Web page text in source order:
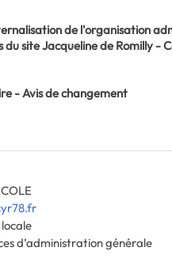
de l'organisation
site Jacqueline de Romilly -
- Avis de changement
d’administration générale